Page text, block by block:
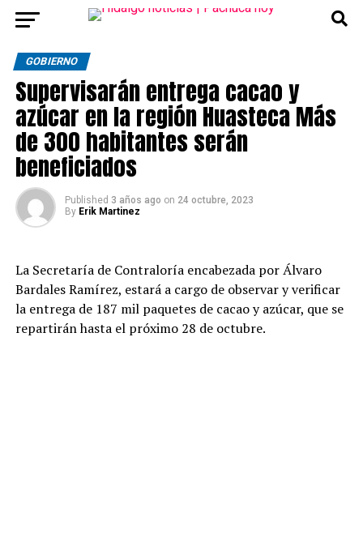
GOBIERNO
Supervisarán entrega cacao y
azúcar en la región Huasteca Más
de 300 habitantes serán
beneficiados
Published 3 años ago on 24 octubre, 2023
By Erik Martinez
La Secretaría de Contraloría encabezada por Álvaro
Bardales Ramírez, estará a cargo de observar y verificar
la entrega de 187 mil paquetes de cacao y azúcar, que se
repartirán hasta el próximo 28 de octubre.